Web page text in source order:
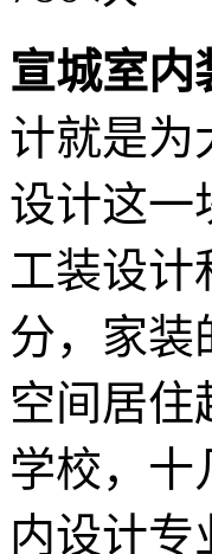
宣城室内
计就是为
设计这一
工装设计
分，家装
空间居住
学校，十
内设计专